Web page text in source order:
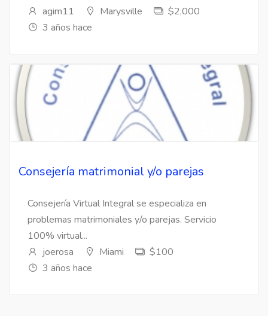
agim11
Marysville
$2,000
3 años hace
Consejería matrimonial y/o parejas
Consejería Virtual Integral se especializa en
problemas matrimoniales y/o parejas. Servicio
100% virtual...
joerosa
Miami
$100
3 años hace